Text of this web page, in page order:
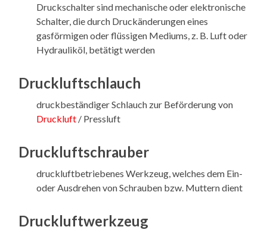
Druckschalter sind mechanische oder elektronische
Schalter, die durch Druckänderungen eines
gasförmigen oder flüssigen Mediums, z. B. Luft oder
Hydrauliköl, betätigt werden
Druckluftschlauch
druckbeständiger Schlauch zur Beförderung von
Druckluft / Pressluft
Druckluftschrauber
druckluftbetriebenes Werkzeug, welches dem Ein-
oder Ausdrehen von Schrauben bzw. Muttern dient
Druckluftwerkzeug